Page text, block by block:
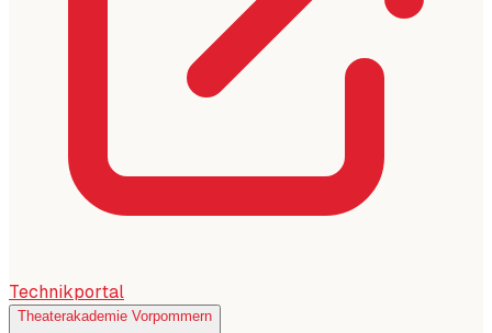
Technikportal
Theaterakademie Vorpommern